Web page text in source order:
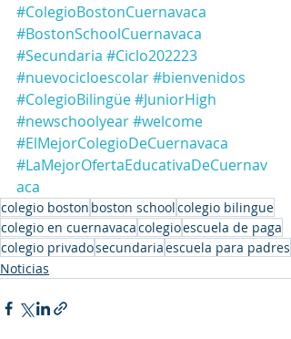
#ColegioBostonCuernavaca
#BostonSchoolCuernavaca
#Secundaria #Ciclo202223
#nuevocicloescolar#bienvenidos
#ColegioBilingüe#JuniorHigh
#newschoolyear#welcome
#ElMejorColegioDeCuernavaca
#LaMejorOfertaEducativaDeCuernav
aca
colegio boston boston schoolcolegio bilingue
colegio en cuernavacacolegioescuela de paga
colegio privadosecundariaescuela para padres
Noticias